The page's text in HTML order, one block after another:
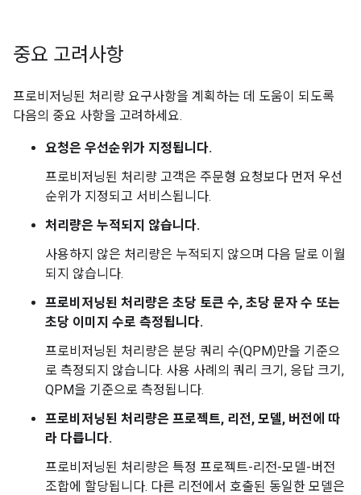
중요 고려사항
프로비저닝된 처리량 요구사항을 계획하는 데 도움이 되도록
다음의 중요 사항을 고려하세요.
요청은 우선순위가 지정됩니다.
프로비저닝된 처리량 고객은 주문형 요청보다 먼저 우선
순위가 지정되고 서비스됩니다.
처리량은 누적되지 않습니다.
사용하지 않은 처리량은 누적되지 않으며 다음 달로 이월
되지 않습니다.
프로비저닝된 처리량은 초당 토큰 수, 초당 문자 수 또는
초당 이미지 수로 측정됩니다.
프로비저닝된 처리량은 분당 쿼리 수(QPM)만을 기준으
로 측정되지 않습니다. 사용 사례의 쿼리 크기, 응답 크기,
QPM을 기준으로 측정됩니다.
프로비저닝된 처리량은 프로젝트, 리전, 모델, 버전에 따
라 다릅니다.
프로비저닝된 처리량은 특정 프로젝트-리전-모델-버전
조합에 할당됩니다. 다른 리전에서 호출된 동일한 모델은